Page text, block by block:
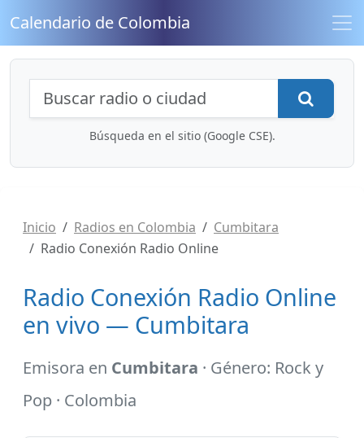
Calendario de Colombia
Búsqueda de radios y contenidos
Búsqueda en el sitio (Google CSE).
Inicio Radios en Colombia
Cumbitara
Radio Conexión Radio Online
Radio Conexión Radio Online
en vivo — Cumbitara
Emisora en Cumbitara · Género: Rock y
Pop · Colombia